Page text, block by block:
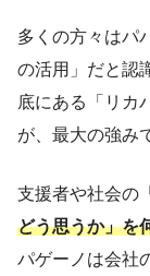
多くの方々はパ
の活用」だと認
底にある「リカ
が、最大の強み
支援者や社会の
どう思うか」を
パゲーノは会社